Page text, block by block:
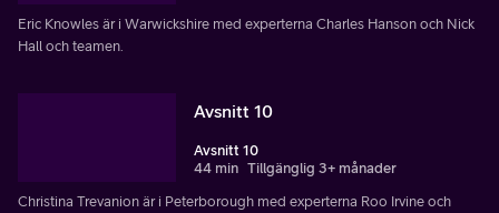
Eric Knowles är i Warwickshire med experterna Charles Hanson och Nick
Hall och teamen.
Avsnitt 10
Avsnitt 10
44 min Tillgänglig 3+ månader
Christina Trevanion är i Peterborough med experterna Roo Irvine och